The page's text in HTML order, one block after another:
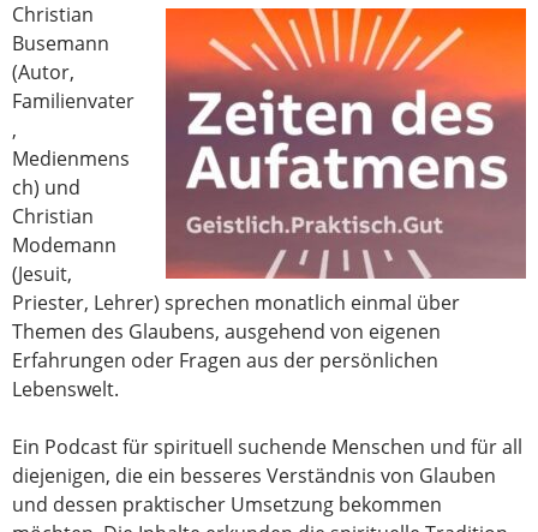
Christian
Busemann
(Autor,
Familienvater
,
Medienmens
ch) und
Christian
Modemann
(Jesuit,
Priester, Lehrer) sprechen monatlich einmal über
Themen des Glaubens, ausgehend von eigenen
Erfahrungen oder Fragen aus der persönlichen
Lebenswelt.
Ein Podcast für spirituell suchende Menschen und für all
diejenigen, die ein besseres Verständnis von Glauben
und dessen praktischer Umsetzung bekommen